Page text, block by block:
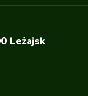
Leżajsk